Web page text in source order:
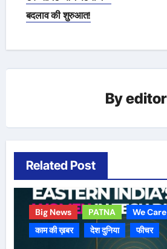
बदलाव की शुरुआत!
Byeditor
Related Post
Big News PATNA We Care
काम की ख़बर
देश दुनिया फीचर